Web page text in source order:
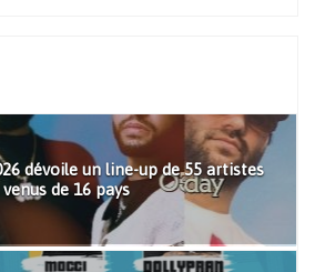
dévoile un line-up de 55 artistes
venus de 16 pays